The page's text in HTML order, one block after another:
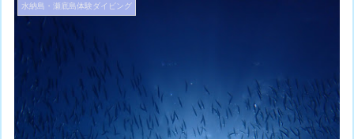
水納島・瀬底島体験ダイビング